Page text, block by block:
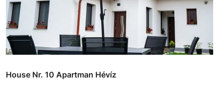
House Nr. 10 Apartman Hévíz